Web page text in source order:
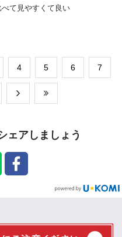
て見やすくて良い
​4 ​5 ​6 ​7
ェアしましょう